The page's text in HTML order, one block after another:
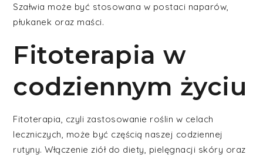
Szałwia może być stosowana w postaci naparów,
płukanek oraz maści.
Fitoterapia w
codziennym życiu
Fitoterapia, czyli zastosowanie roślin w celach
leczniczych, może być częścią naszej codziennej
rutyny. Włączenie ziół do diety, pielęgnacji skóry oraz